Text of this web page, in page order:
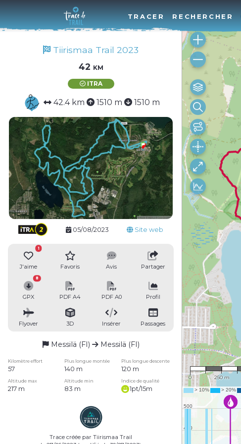
TRACER RECHERCHER
Tiirismaa Trail 2023
42 km
ITRA
42.4 km 1510 m 1510 m
05/08/2023 Site web
J'aime
1
Favoris Avis Partager
GPX
8
PDF A4 PDF A0 Profil
Flyover 3D Insérer Passages
Messilä (FI) Messilä (FI)
Kilomètre effort Plus longue montée Plus longue descente
57 140 m 120 m
Altitude max Altitude min Indice de qualité
217 m 83 m 1pt/15m
Trace créée par Tiirismaa Trail
1 : 13,990
0 250 m